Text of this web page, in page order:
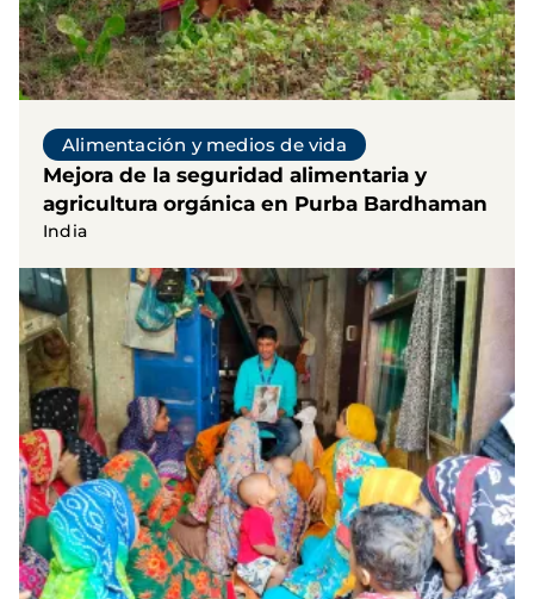
Alimentación y medios de vida
Mejora de la seguridad alimentaria y
agricultura orgánica en Purba Bardhaman
India